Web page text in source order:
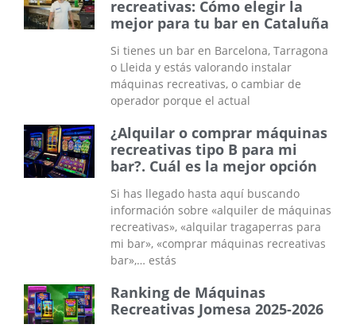
recreativas: Cómo elegir la
mejor para tu bar en Cataluña
Si tienes un bar en Barcelona, Tarragona
o Lleida y estás valorando instalar
máquinas recreativas, o cambiar de
operador porque el actual
¿Alquilar o comprar máquinas
recreativas tipo B para mi
bar?. Cuál es la mejor opción
Si has llegado hasta aquí buscando
información sobre «alquiler de máquinas
recreativas», «alquilar tragaperras para
mi bar», «comprar máquinas recreativas
bar»,… estás
Ranking de Máquinas
Recreativas Jomesa 2025-2026